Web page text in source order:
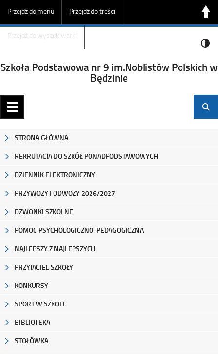
Przejdź do menu Przejdź do treści
Przejdź do wyszukiwarki
Szkoła Podstawowa nr 9 im.Noblistów Polskich w
Będzinie
STRONA GŁÓWNA
REKRUTACJA DO SZKÓŁ PONADPODSTAWOWYCH
DZIENNIK ELEKTRONICZNY
PRZYWOZY I ODWOZY 2026/2027
DZWONKI SZKOLNE
POMOC PSYCHOLOGICZNO-PEDAGOGICZNA
NAJLEPSZY Z NAJLEPSZYCH
PRZYJACIEL SZKOŁY
KONKURSY
SPORT W SZKOLE
BIBLIOTEKA
STOŁÓWKA